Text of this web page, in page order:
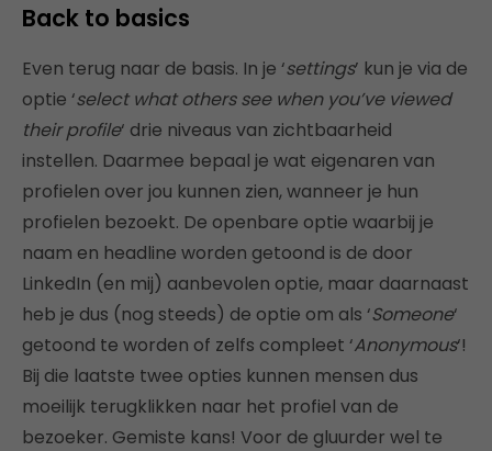
Back to basics
Even terug naar de basis. In je ‘settings’ kun je via de
optie ‘select what others see when you’ve viewed
their profile‘ drie niveaus van zichtbaarheid
instellen. Daarmee bepaal je wat eigenaren van
profielen over jou kunnen zien, wanneer je hun
profielen bezoekt. De openbare optie waarbij je
naam en headline worden getoond is de door
LinkedIn (en mij) aanbevolen optie, maar daarnaast
heb je dus (nog steeds) de optie om als ‘Someone‘
getoond te worden of zelfs compleet ‘Anonymous‘!
Bij die laatste twee opties kunnen mensen dus
moeilijk terugklikken naar het profiel van de
bezoeker. Gemiste kans! Voor de gluurder wel te